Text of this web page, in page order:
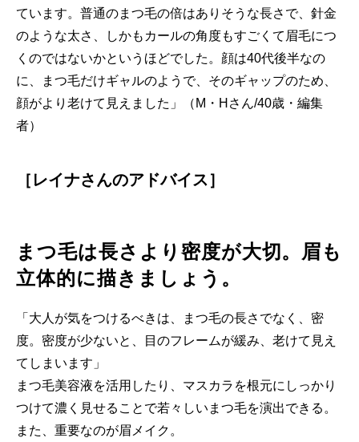
ています。普通のまつ毛の倍はありそうな長さで、針金
のような太さ、しかもカールの角度もすごくて眉毛につ
くのではないかというほどでした。顔は40代後半なの
に、まつ毛だけギャルのようで、そのギャップのため、
顔がより老けて見えました」（M・Hさん/40歳・編集
者）
［レイナさんのアドバイス］
まつ毛は長さより密度が大切。眉も
立体的に描きましょう。
「大人が気をつけるべきは、まつ毛の長さでなく、密
度。密度が少ないと、目のフレームが緩み、老けて見え
てしまいます」
まつ毛美容液を活用したり、マスカラを根元にしっかり
つけて濃く見せることで若々しいまつ毛を演出できる。
また、重要なのが眉メイク。